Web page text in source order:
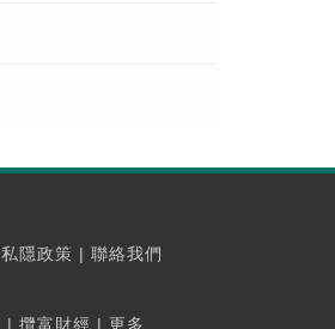
私隱政策 | 聯絡我們
| 攬富財經 | 更多...